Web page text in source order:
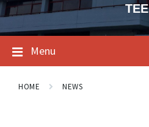
ΤΕΕ
Menu
HOME NEWS